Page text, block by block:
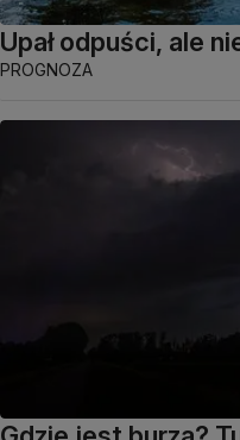
Upał odpuści, ale
PROGNOZA